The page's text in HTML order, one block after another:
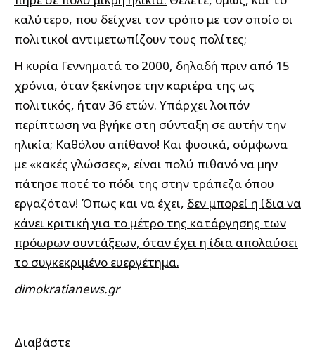
καλύτερο, που δείχνει τον τρόπο με τον οποίο οι
πολιτικοί αντιμετωπίζουν τους πολίτες;
Η κυρία Γεννηματά το 2000, δηλαδή πριν από 15
χρόνια, όταν ξεκίνησε την καριέρα της ως
πολιτικός, ήταν 36 ετών. Υπάρχει λοιπόν
περίπτωση να βγήκε στη σύνταξη σε αυτήν την
ηλικία; Καθόλου απίθανο! Και φυσικά, σύμφωνα
με «κακές γλώσσες», είναι πολύ πιθανό να μην
πάτησε ποτέ το πόδι της στην τράπεζα όπου
εργαζόταν! Όπως και να έχει, δεν μπορεί η ίδια να
κάνει κριτική για το μέτρο της κατάργησης των
πρόωρων συντάξεων, όταν έχει η ίδια απολαύσει
το συγκεκριμένο ευεργέτημα.
dimokratianews.gr
Διαβάστε